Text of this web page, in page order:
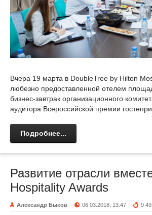
Вчера 19 марта в DoubleTree by Hilton
любезно предоставленной отелем
бизнес-завтрак организационного
аудитора Всероссийской премии
Подробнее...
Развитие отрасли
Hospitality Awards
Александр Быков 06.03.2018, 13:47 9